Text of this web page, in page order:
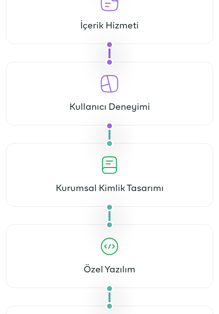
İçerik Hizmeti
Kullanıcı Deneyimi
Kurumsal Kimlik Tasarımı
Özel Yazılım